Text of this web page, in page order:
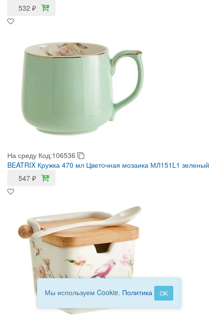
532 ₽
На среду Код:106536
BEATRIX Кружка 470 мл Цветочная мозаика МЛ151L1 зеленый
547 ₽
Мы используем Cookie. Политика OK